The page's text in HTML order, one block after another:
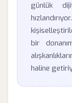
günlük
bir
haline